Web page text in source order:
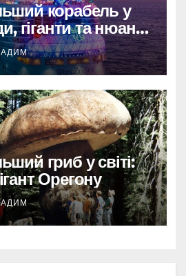
корабель у
гіганти та нюанси
гриб у світі:
Орегону